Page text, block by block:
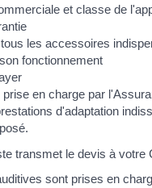
et classe de
les accessoires
fonctionnement
prise en charge par
d'adaptation
transmet le devis à votre
sont prises en